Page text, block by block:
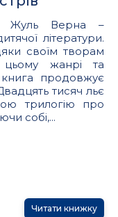
Жуль Верна –
літератури.
своїм творам
жанрі та
продовжує
тисяч льє
трилогію про
собі,...
Читати книжку